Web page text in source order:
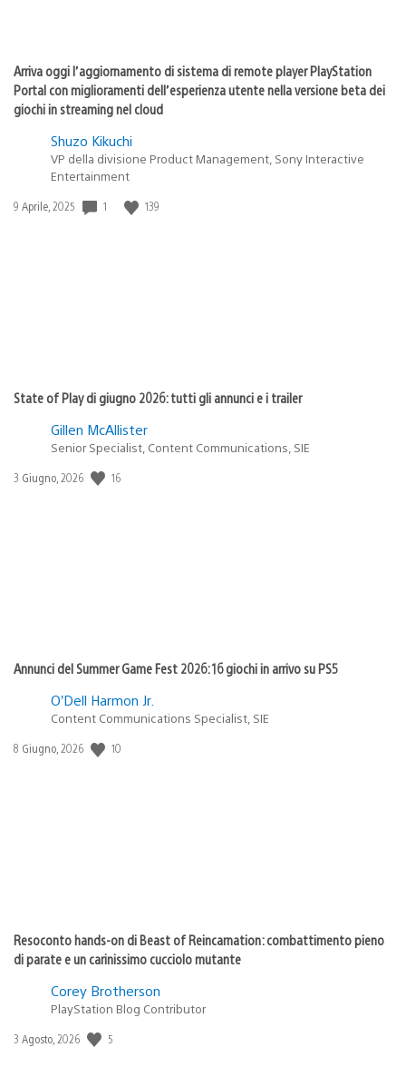
Arriva oggi l’aggiornamento di sistema di remote player PlayStation
Portal con miglioramenti dell’esperienza utente nella versione beta dei
giochi in streaming nel cloud
Shuzo Kikuchi
VP della divisione Product Management, Sony Interactive
Entertainment
Data
9 Aprile, 2025 1 139
State of Play di giugno 2026: tutti gli annunci e i trailer
Gillen McAllister
Senior Specialist, Content Communications, SIE
Data
3 Giugno, 2026 16
Annunci del Summer Game Fest 2026: 16 giochi in arrivo su PS5
O’Dell Harmon Jr.
Content Communications Specialist, SIE
Data
8 Giugno, 2026 10
Resoconto hands-on di Beast of Reincarnation: combattimento pieno
di parate e un carinissimo cucciolo mutante
Corey Brotherson
PlayStation Blog Contributor
Data
3 Agosto, 2026 5